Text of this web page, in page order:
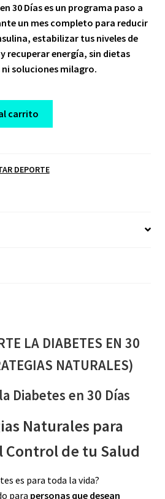
30 Días es un programa paso a
un mes completo para reducir
estabilizar tus niveles de
recuperar energía, sin dietas
soluciones milagro.
carrito
DEPORTE
LA DIABETES EN 30
NATURALES)
Diabetes en 30 Días
Naturales para
Control de tu Salud
es para toda la vida?
para personas que desean